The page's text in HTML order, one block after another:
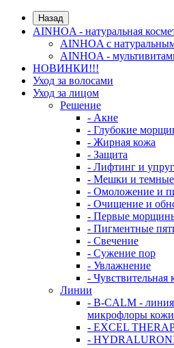
Назад
AINHOA - натуральная
AINHOA с
AINHOA -
НОВИНКИ!!!
Уход за волосами
Уход за лицом
Решение
- Акне
- Глубокие
- Жирная кожа
- Защита
- Лифтинг и
- Мешки и темные
- Омоложение и
- Очищение и
- Первые
- Пигментные
- Свечение
- Сужение пор
- Увлажнение
- Чувствительная
Линии
- B-CALM - линия
микрофлоры кожи
- EXCEL
-